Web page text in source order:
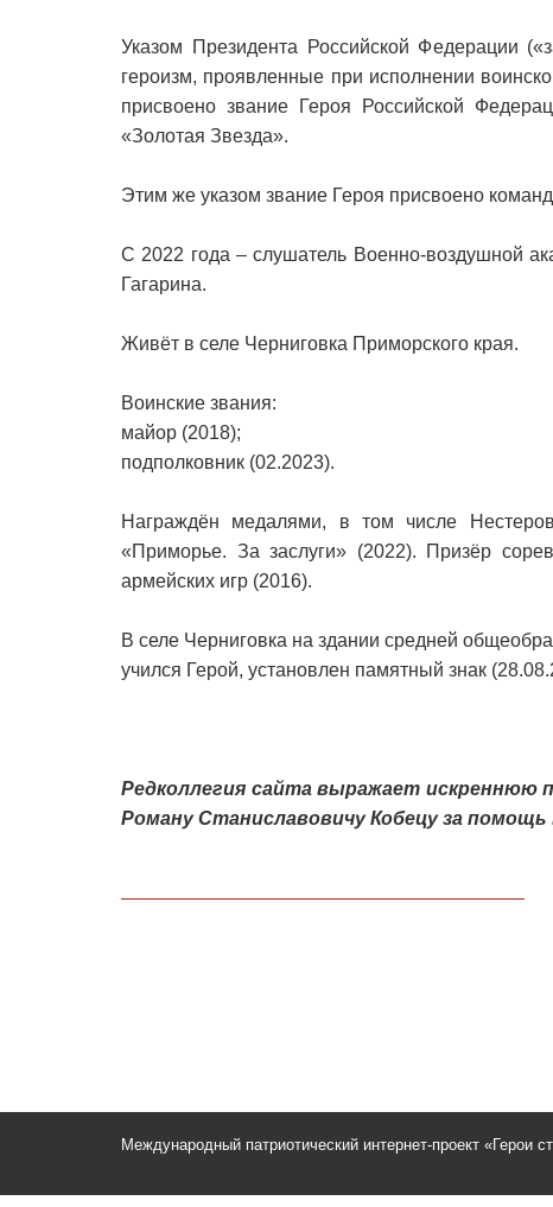
Указом Президента Российской Федерации
героизм, проявленные при исполнении
присвоено звание Героя Российской
«Золотая Звезда».
Этим же указом звание Героя присвоено
С 2022 года – слушатель Военно-воздушной
Гагарина.
Живёт в селе Черниговка Приморского края.
Воинские звания:
майор (2018);
подполковник (02.2023).
Награждён медалями, в том числе
«Приморье. За заслуги» (2022). Призёр
армейских игр (2016).
В селе Черниговка на здании средней
учился Герой, установлен памятный знак
Редколлегия сайта выражает искреннюю
Роману Станиславовичу Кобецу за
Международный патриотический интернет-проект «Герои